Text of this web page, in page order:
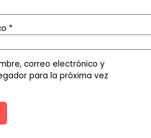
*
correo electrónico y
para la próxima vez